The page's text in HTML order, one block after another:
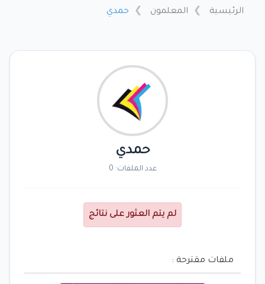
الرئيسية المعلمون حمدي
حمدي
عدد الملفات: 0
لم يتم العثور على نتائج
ملفات مقترحة :